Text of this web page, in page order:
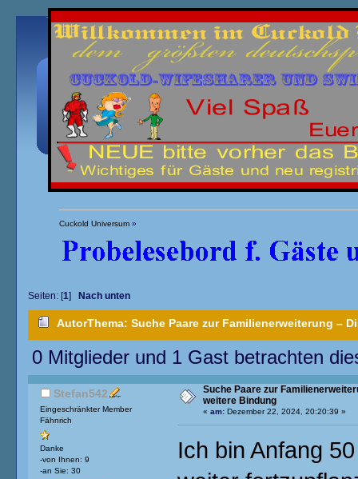
Übersicht Kalender Einloggen Registrieren
Cuckold Universum»
Seiten: [1]Nach unten
AutorThema: Suche Paare zur Familienerweiterung –
0 Mitglieder und 1 Gast betrachten
Stefan542
Eingeschränkter Member
Fähnrich
Danke
-von Ihnen: 9
-an Sie: 30
Suche Paare zur
weitere Bindung
« am:Dezember 22, 2024, 20:20:39 »
Ich bin Anfang